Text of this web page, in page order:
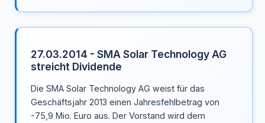
27.03.2014 - SMA Solar Technology AG
streicht Dividende
Die SMA Solar Technology AG weist für das
Geschäftsjahr 2013 einen Jahresfehlbetrag von
-75,9 Mio. Euro aus. Der Vorstand wird dem